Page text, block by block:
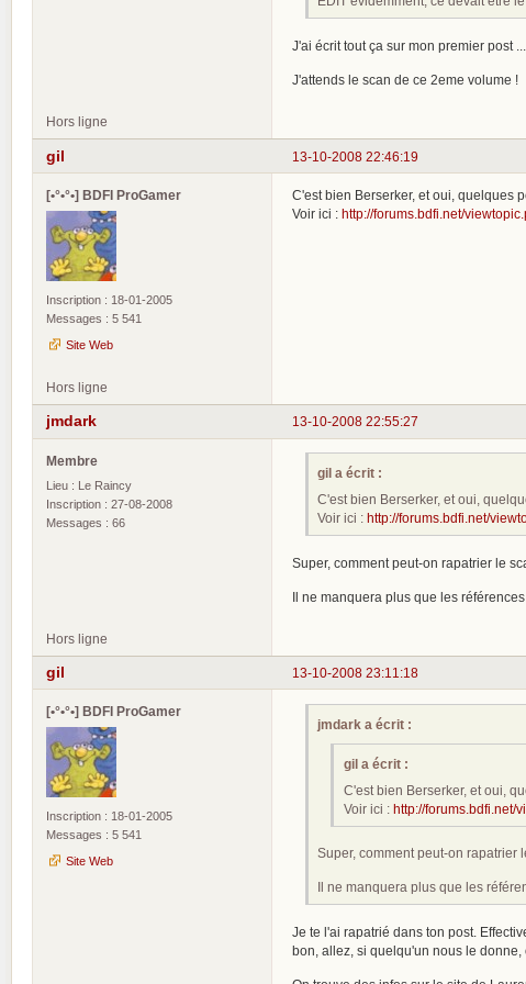
J'ai écrit tout ça sur mon premier post
J'attends le scan de ce 2eme volume !
Hors ligne
13-10-2008 22:46:19
gil
[•°•°•] BDFI ProGamer
Inscription : 18-01-2005
Messages : 5 541
Site Web
C'est bien Berserker, et oui, quelques
Voir ici : http://forums.bdfi.net/
Hors ligne
13-10-2008 22:55:27
jmdark
Membre
Lieu : Le Raincy
Inscription : 27-08-2008
Messages : 66
gil a écrit :
C'est bien Berserker, et oui,
Voir ici : http://forums.bdfi.net/
Super, comment peut-on rapatrier le
Il ne manquera plus que les
Hors ligne
13-10-2008 23:11:18
gil
[•°•°•] BDFI ProGamer
Inscription : 18-01-2005
Messages : 5 541
Site Web
jmdark a écrit :
gil a écrit :
C'est bien Berserker, et oui,
Voir ici : http://forums.bdfi.net/
Super, comment peut-on rapatrier
Il ne manquera plus que les
Je te l'ai rapatrié dans ton post.
bon, allez, si quelqu'un nous le